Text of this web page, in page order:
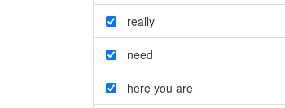
really
need
here you are